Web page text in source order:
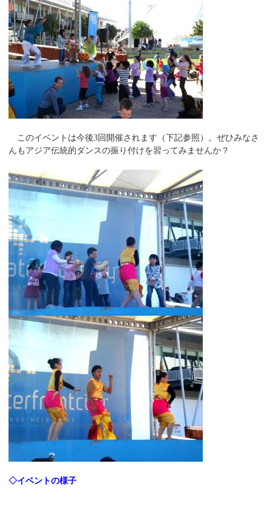
このイベントは今後3回開催されます（下記参照）。ぜひみなさ
んもアジア伝統的ダンスの振り付けを習ってみませんか？
◇イベントの様子